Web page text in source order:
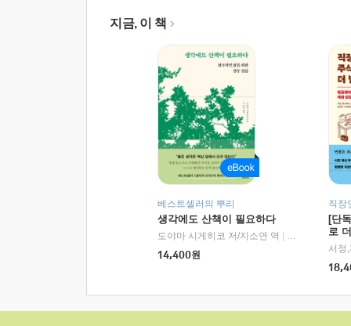
지금, 이 책
베스트셀러의 뿌리
생각에도 산책이 필요하다
도야마 시게히코 저/지소연 역
알에이치코리
14,400원
직장
[단
로